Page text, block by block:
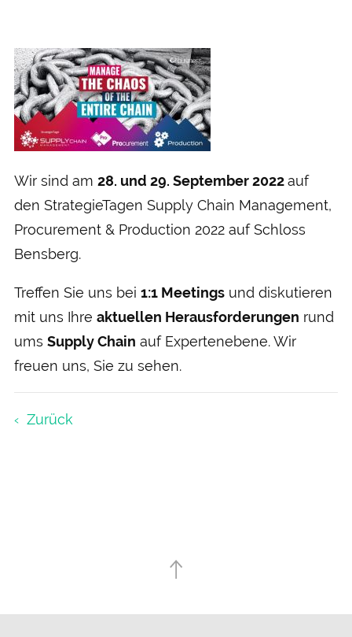
Wir sind am 28. und 29. September 2022auf
den StrategieTagen Supply Chain Management,
Procurement & Production 2022 auf Schloss
Bensberg.
Treffen Sie uns bei 1:1 Meetingsund diskutieren
mit uns Ihre aktuellen Herausforderungen rund
ums Supply Chain auf Expertenebene. Wir
freuen uns, Sie zu sehen.
Zurück